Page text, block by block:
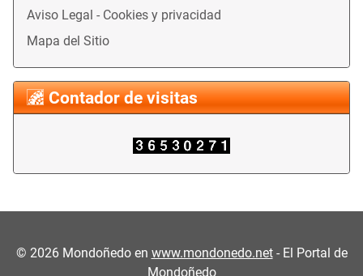
Aviso Legal - Cookies y privacidad
Mapa del Sitio
Contador de visitas
© 2026Mondoñedo en www.mondonedo.net- El Portal de
Mondoñedo